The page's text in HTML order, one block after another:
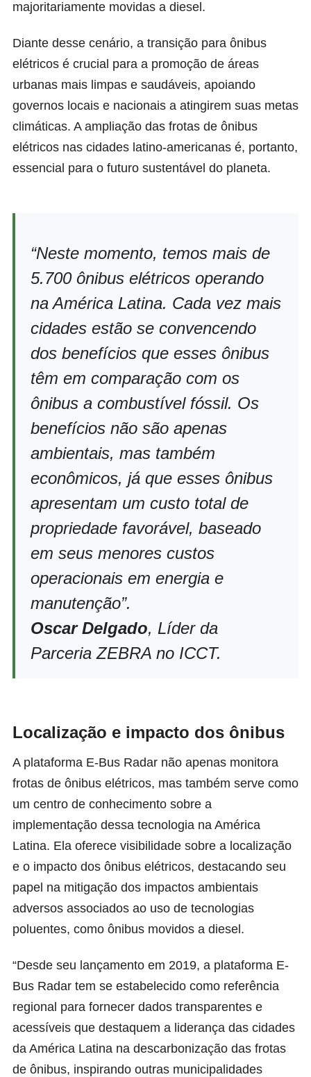
majoritariamente movidas a diesel.
Diante desse cenário, a transição para ônibus
elétricos é crucial para a promoção de áreas
urbanas mais limpas e saudáveis, apoiando
governos locais e nacionais a atingirem suas metas
climáticas. A ampliação das frotas de ônibus
elétricos nas cidades latino-americanas é, portanto,
essencial para o futuro sustentável do planeta.
“Neste momento, temos mais de
5.700 ônibus elétricos operando
na América Latina. Cada vez mais
cidades estão se convencendo
dos benefícios que esses ônibus
têm em comparação com os
ônibus a combustível fóssil. Os
benefícios não são apenas
ambientais, mas também
econômicos, já que esses ônibus
apresentam um custo total de
propriedade favorável, baseado
em seus menores custos
operacionais em energia e
manutenção”.
Oscar Delgado, Líder da
Parceria ZEBRA no ICCT.
Localização e impacto dos ônibus
A plataforma E-Bus Radar não apenas monitora
frotas de ônibus elétricos, mas também serve como
um centro de conhecimento sobre a
implementação dessa tecnologia na América
Latina. Ela oferece visibilidade sobre a localização
e o impacto dos ônibus elétricos, destacando seu
papel na mitigação dos impactos ambientais
adversos associados ao uso de tecnologias
poluentes, como ônibus movidos a diesel.
“Desde seu lançamento em 2019, a plataforma E-
Bus Radar tem se estabelecido como referência
regional para fornecer dados transparentes e
acessíveis que destaquem a liderança das cidades
da América Latina na descarbonização das frotas
de ônibus, inspirando outras municipalidades